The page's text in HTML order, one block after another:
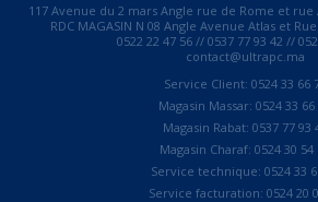
117 Avenue du 2 mars Angle rue de Rome et rue
RDC MAGASIN N 08 Angle Avenue Atlas et
0522 22 47 56 // 0537 77 93 42 //
contact@ultrapc.ma
Service Client: 0524 33 66
Magasin Massar: 0524 33 66
Magasin Rabat: 0537 77 93
Magasin Charaf: 0524 30 54
Service technique: 0524 33
Service facturation: 0524 20